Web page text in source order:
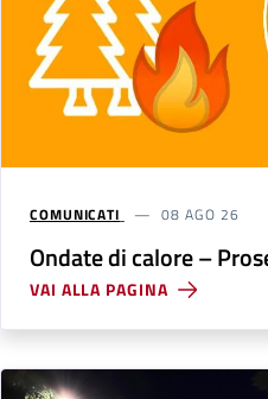
COMUNICATI 08 AGO 26
Ondate di calore –
VAI ALLA PAGINA